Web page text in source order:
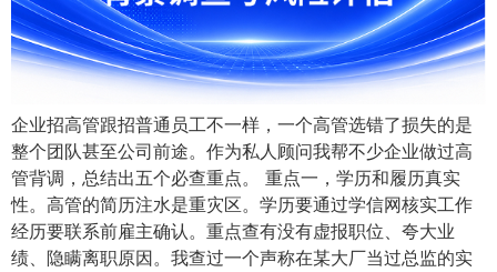
企业招高管跟招普通员工不一样，一个高管选错了损失的是
整个团队甚至公司前途。作为私人顾问我帮不少企业做过高
管背调，总结出五个必查重点。 重点一，学历和履历真实
性。高管的简历注水是重灾区。学历要通过学信网核实工作
经历要联系前雇主确认。重点查有没有虚报职位、夸大业
绩、隐瞒离职原因。我查过一个声称在某大厂当过总监的实